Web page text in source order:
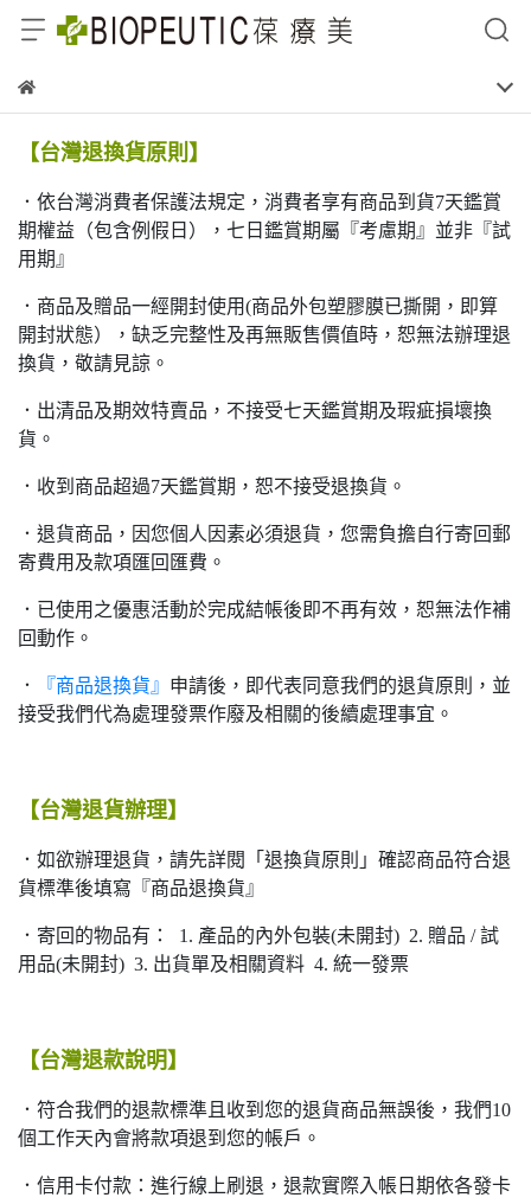
【台灣退換貨原則】
．依台灣消費者保護法規定，消費者享有商品到貨7天鑑賞
期權益（包含例假日），七日鑑賞期屬『考慮期』並非『試
用期』
．商品及贈品一經開封使用(商品外包塑膠膜已撕開，即算
開封狀態），缺乏完整性及再無販售價值時，恕無法辦理退
換貨，敬請見諒。
．出清品及期效特賣品，不接受七天鑑賞期及瑕疵損壞換
貨。
．收到商品超過7天鑑賞期，恕不接受退換貨。
．退貨商品，因您個人因素必須退貨，您需負擔自行寄回郵
寄費用及款項匯回匯費。
．已使用之優惠活動於完成結帳後即不再有效，恕無法作補
回動作。
． 『商品退換貨』 申請後，即代表同意我們的退貨原則，並
接受我們代為處理發票作廢及相關的後續處理事宜。
【台灣退貨辦理】
．如欲辦理退貨，請先詳閱「退換貨原則」確認商品符合退
貨標準後填寫『商品退換貨』
．寄回的物品有： 1. 產品的內外包裝(未開封) 2. 贈品 / 試
用品(未開封) 3. 出貨單及相關資料 4. 統一發票
【台灣退款說明】
．符合我們的退款標準且收到您的退貨商品無誤後，我們10
個工作天內會將款項退到您的帳戶。
．信用卡付款：進行線上刷退，退款實際入帳日期依各發卡